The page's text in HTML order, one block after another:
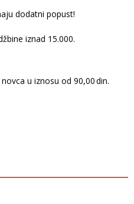
dodatni popust!
iznad 15.000.
u iznosu od 90,00 din.